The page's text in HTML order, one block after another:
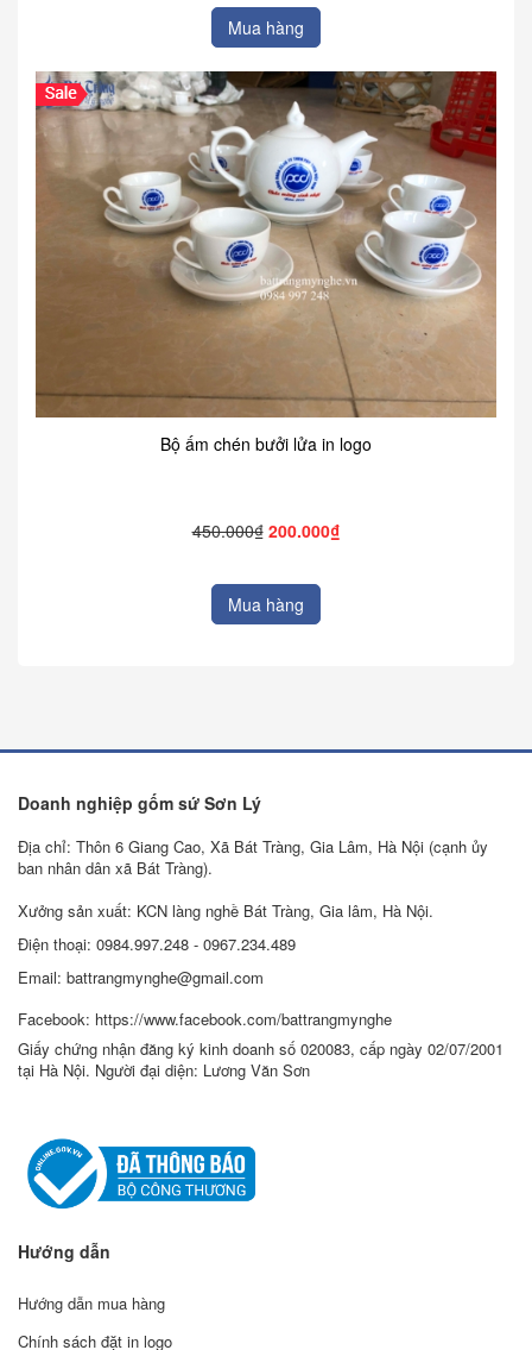
Mua hàng
Bộ ấm chén bưởi lửa in logo
450.000₫ 200.000₫
Mua hàng
Doanh nghiệp gốm sứ Sơn Lý
Địa chỉ: Thôn 6 Giang Cao, Xã Bát Tràng, Gia Lâm, Hà Nội (cạnh ủy
ban nhân dân xã Bát Tràng).
Xưởng sản xuất: KCN làng nghề Bát Tràng, Gia lâm, Hà Nội.
Điện thoại: 0984.997.248 - 0967.234.489
Email: battrangmynghe@gmail.com
Facebook: https://www.facebook.com/battrangmynghe
Giấy chứng nhận đăng ký kinh doanh số 020083, cấp ngày 02/07/2001
tại Hà Nội. Người đại diện: Lương Văn Sơn
Hướng dẫn
Hướng dẫn mua hàng
Chính sách đặt in logo